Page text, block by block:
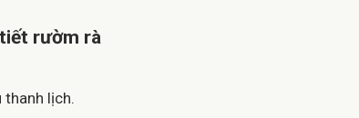
rườm rà
lịch.